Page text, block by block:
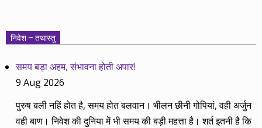
निवेश – तथास्तु
समय बड़ा अहम, संभावना होती अपार!
9 Aug 2026
पुरुष बली नहिं होत है, समय होत बलवान। भीलन छीनी गोपियां, वही अर्जुन
वही बाण। निवेश की दुनिया में भी समय की बड़ी महत्ता है। शर्त इतनी है कि